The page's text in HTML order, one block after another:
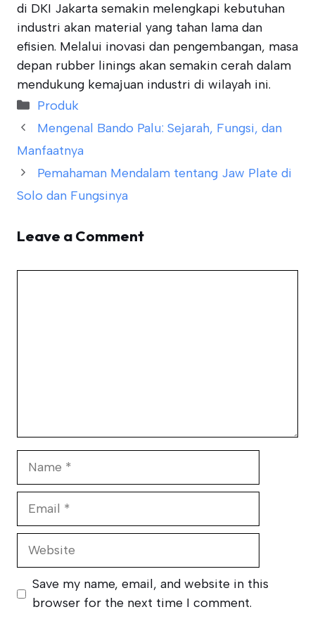
di DKI Jakarta semakin melengkapi kebutuhan
industri akan material yang tahan lama dan
efisien. Melalui inovasi dan pengembangan, masa
depan rubber linings akan semakin cerah dalam
mendukung kemajuan industri di wilayah ini.
Categories
Produk
Mengenal Bando Palu: Sejarah, Fungsi, dan
Manfaatnya
Pemahaman Mendalam tentang Jaw Plate di
Solo dan Fungsinya
Leave a Comment
Website
Save my name, email, and website in this
browser for the next time I comment.